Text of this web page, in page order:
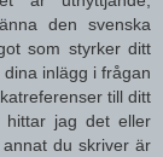
den svenska
som styrker ditt
inlägg i frågan
till ditt
hittar jag det eller
du skriver är